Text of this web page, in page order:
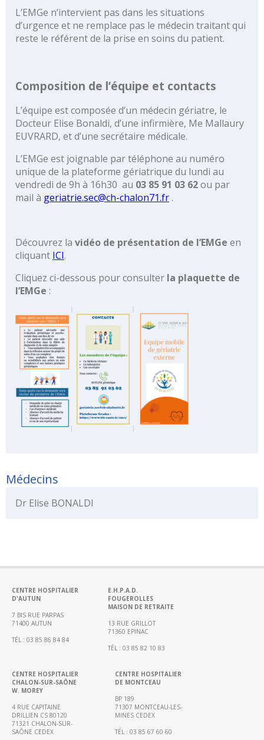
murs
Education
thérapeutique
de
Prélèvements
d’organes
et
de
(CHPOT)
Annuaire
des
médecins
de
soins
Autun,
Chalon,
Montceau
suis
patient
Plan
et
Accès
Coronarographie
Je
prends
Doctolib
Je
séjour
Je
viens
à
maternité
viens
aux
Mes
droits,
L’EMGe n’intervient pas dans les situations
d’urgence et ne remplace pas le médecin traitant qui
reste le référent de la prise en soins du patient.
Composition de l’équipe et contacts
L’équipe est composée d’un médecin gériatre, le
Docteur Elise Bonaldi, d’une infirmière, Me Mallaury
EUVRARD, et d’une secrétaire médicale.
L’EMGe est joignable par téléphone au numéro
unique de la plateforme gériatrique du lundi au
vendredi de 9h à 16h30 au 03 85 91 03 62ou par
mail à geriatrie.sec@ch-chalon71.fr.
Découvrez la vidéo de présentation de l’EMGe en
cliquant ICI.
Cliquez ci-dessous pour consulter la plaquette de
l’EMGe :
Médecins
Dr Elise BONALDI
CENTRE HOSPITALIER
D'AUTUN
7 BIS RUE PARPAS
71400 AUTUN
TÉL : 03 85 86 84 84
E.H.P.A.D.
FOUGEROLLES
MAISON DE RETRAITE
13 RUE GRILLOT
71360 EPINAC
TÉL : 03 85 82 10 83
CENTRE HOSPITALIER
CHALON-SUR-SAÔNE
W. MOREY
4 RUE CAPITAINE
DRILLIEN CS 80120
71321 CHALON-SUR-
SAÔNE CEDEX
CENTRE HOSPITALIER
DE MONTCEAU
BP 189
71307 MONTCEAU-LES-
MINES CEDEX
TÉL : 03 85 67 60 60